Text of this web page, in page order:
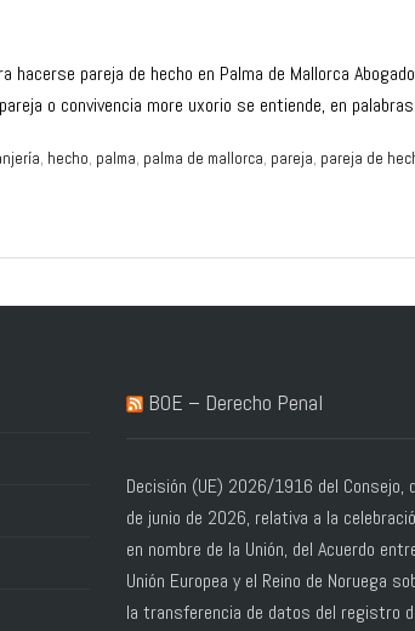
hacerse pareja de hecho en Palma de Mallorca
o convivencia more uxorio se entiende, en
, hecho, palma, palma de mallorca, pareja, pareja de
BOE – Derecho Penal
Decisión (UE) 2026/1916 del Consejo,
de junio de 2026, relativa a la
en nombre de la Unión, del Acuerdo
Unión Europea y el Reino de Noruega
la transferencia de datos del registro